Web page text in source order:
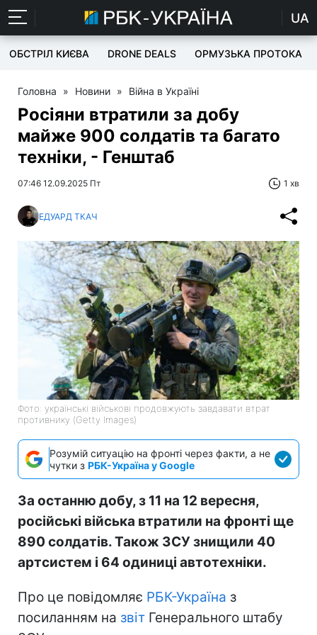
UA
ОБСТРІЛ КИЄВА DRONE DEALS ОРМУЗЬКА ПРОТОКА
Головна » Новини » Війна в Україні
Росіяни втратили за добу
майже 900 солдатів та багато
техніки, - Генштаб
07:46 12.09.2025 Пт 1 хв
ЕДУАРД ТКАЧ
Фото: українські військові продовжують завдавати втрат
противнику (Getty Images)
Розумій ситуацію на фронті через факти, а не
чутки з РБК-Україна у Google
За останню добу, з 11 на 12 вересня,
російські війська втратили на фронті ще
890 солдатів. Також ЗСУ знищили 40
артсистем і 64 одиниці автотехніки.
Про це повідомляє РБК-Україна з
посиланням на звіт Генерального штабу